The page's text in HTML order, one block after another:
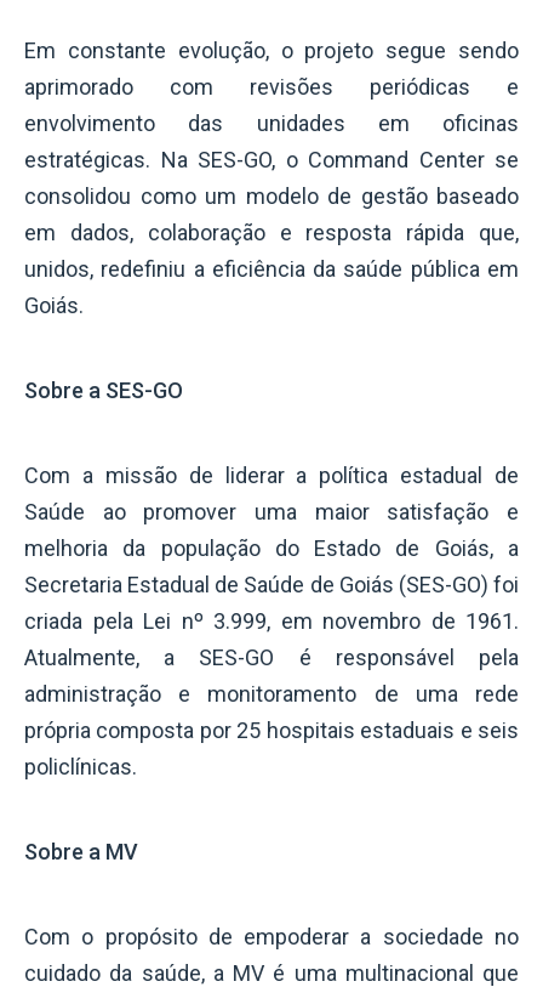
Em constante evolução, o projeto segue sendo
aprimorado com revisões periódicas e
envolvimento das unidades em oficinas
estratégicas. Na SES-GO, o Command Center se
consolidou como um modelo de gestão baseado
em dados, colaboração e resposta rápida que,
unidos, redefiniu a eficiência da saúde pública em
Goiás.
Sobre a SES-GO
Com a missão de liderar a política estadual de
Saúde ao promover uma maior satisfação e
melhoria da população do Estado de Goiás, a
Secretaria Estadual de Saúde de Goiás (SES-GO) foi
criada pela Lei nº 3.999, em novembro de 1961.
Atualmente, a SES-GO é responsável pela
administração e monitoramento de uma rede
própria composta por 25 hospitais estaduais e seis
policlínicas.
Sobre a MV
Com o propósito de empoderar a sociedade no
cuidado da saúde, a MV é uma multinacional que